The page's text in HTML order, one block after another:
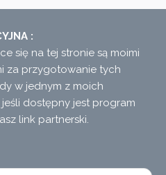
:
się na tej stronie są moimi
za przygotowanie tych
w jednym z moich
jeśli dostępny jest program
link partnerski.